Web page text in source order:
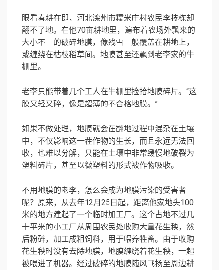
眼看春耕在即，河北滦州市糯米庄村农民李技栋却
翻不了地。在他70亩耕地里，遍布着农场外飘来的
大小不一的破碎地膜，像残雪一般覆盖在耕地上，
或缠绕在枯枝稻草间。地膜甚至还飘到老李家的牛
棚里。
老李只能带着几个工人在牛棚里捡拾地膜碎片。“这
膜又轻又碎，像是超薄的不合格地膜。”
如果不做处理，地膜就会在翻地过程中混杂在土壤
中，不仅影响这一茬作物的生长，而且永远无法回
收，也难以分解，只能在土壤中非常缓慢地破裂为
塑料碎片，甚至以微塑料的形式被作物吸收。
不用地膜的老李，怎么会成为地膜污染的受害者
呢？原来，从去年12月25日起，距离他家地头100
米的地方建起了一个临时加工厂。这个占地不过几
十平米的小工厂从周围农民处收购大量花生秧，然
后粉碎，加工成粗饲料，用于喂养牲畜。由于收购
花生秧时没有去除地膜，地膜缠绕着花生秧，一起
被喂进了机器。经过破碎的地膜随风飞扬至周边耕